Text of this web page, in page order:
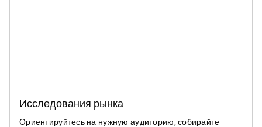
Исследования рынка
Ориентируйтесь на нужную аудиторию, собирайте